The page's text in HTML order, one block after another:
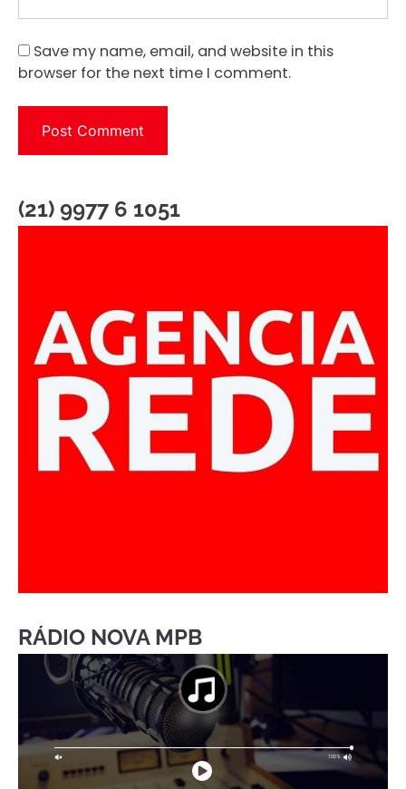
Save my name, email, and website in this
browser for the next time I comment.
(21) 9977 6 1051
RÁDIO NOVA MPB